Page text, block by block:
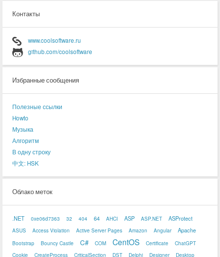
Контакты
www.coolsoftware.ru
github.com/coolsoftware
Избранные сообщения
Полезные ссылки
Howto
Музыка
Алгоритм
В одну строку
中文: HSK
Облако меток
.NET 0xe06d7363 32 404 64 AHCI ASP ASP.NET ASProtect
ASUS Access Violation Active Server Pages Amazon Angular Apache
Bootstrap Bouncy Castle C# COM CentOS Certificate
ChatGPT
Cookie
CreateProcess CriticalSection DST Delphi Designer
Desktop